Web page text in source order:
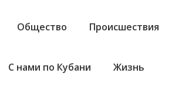
Общество Происшествия
С нами по Кубани Жизнь